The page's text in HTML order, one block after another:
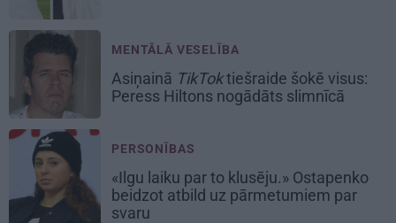
MENTĀLĀ VESELĪBA
Asiņainā TikToktiešraide šokē visus:
Peress Hiltons nogādāts slimnīcā
PERSONĪBAS
«Ilgu laiku par to klusēju.» Ostapenko
beidzot atbild uz pārmetumiem par
svaru